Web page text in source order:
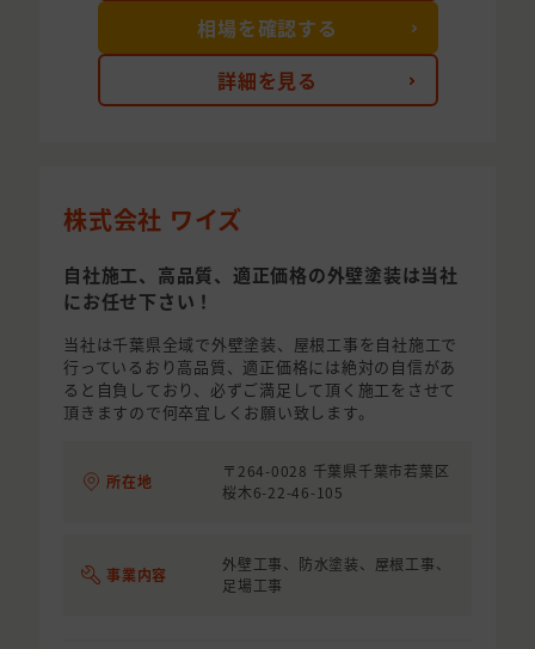
詳細を見る
相場を確認する
株式会社 ワイズ
自社施工、高品質、適正価格の外壁塗装は当社
にお任せ下さい！
当社は千葉県全域で外壁塗装、屋根工事を自社施工で
行っているおり高品質、適正価格には絶対の自信があ
ると自負しており、必ずご満足して頂く施工をさせて
頂きますので何卒宜しくお願い致します。
所在地
〒264-0028 千葉県千葉市若葉区
桜木6-22-46-105
事業内容
外壁工事、防水塗装、屋根工事、
足場工事